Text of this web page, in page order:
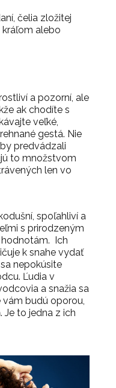
čelia zložitej
kráľom alebo
a pozorní, ale
ak chodíte s
veľké,
gestá. Nie
predvádzali
to množstvom
len vo
spoľahliví a
s prirodzeným
Ich
k snahe vydať
nepokúsite
Ľudia v
a snažia sa
budú oporou,
Je to jedna z ich